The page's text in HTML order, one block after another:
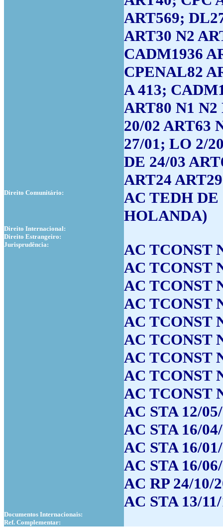
ART569;
ART30 N2
CADM1936
CPENAL82
A 413;
ART80 N1
20/02 ART63
27/01; LO 2/
DE 24/03
ART24
Direito Comunitário:
AC TEDH DE
HOLANDA)
Direito Internacional:
Direito Estrangeiro:
Jurisprudência:
AC TCONST
AC TCONST
AC TCONST
AC TCONST
AC TCONST
AC TCONST
AC TCONST
AC TCONST
AC TCONST
AC STA 12/
AC STA 16/
AC STA 16/
AC STA 16/
AC RP 24/10/
AC STA 13/
Documentos Internacionais:
Ref. Complementar: